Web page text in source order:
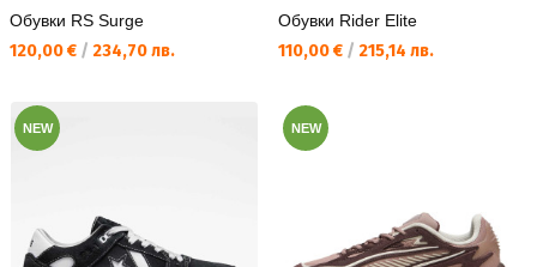
Обувки RS Surge
Текуща цена:
120,00 € / 234,70 лв.
Обувки Rider Elite
Текуща цена:
110,00 € / 215,14 лв.
NEW NEW